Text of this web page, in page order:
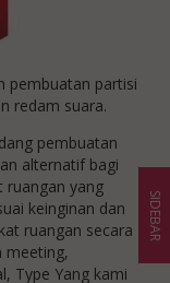
pembuatan partisi
redam suara.
pembuatan
alternatif bagi
ruangan yang
keinginan dan
ruangan secara
meeting,
Type Yang kami
SIDEBAR